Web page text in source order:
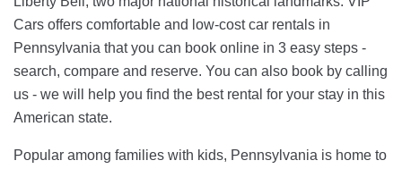
Cars offers comfortable and low-cost car rentals in
Pennsylvania that you can book online in 3 easy steps -
search, compare and reserve. You can also book by calling
us - we will help you find the best rental for your stay in this
American state.
Popular among families with kids, Pennsylvania is home to